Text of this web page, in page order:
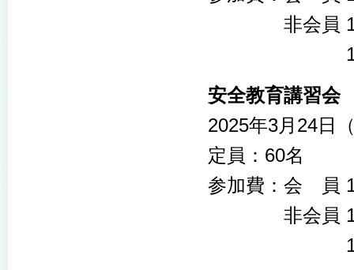
非会員
18,000円
安全教育講習会
2025年3月24日
定員：60名
参加費：会 員
非会員
18,000円